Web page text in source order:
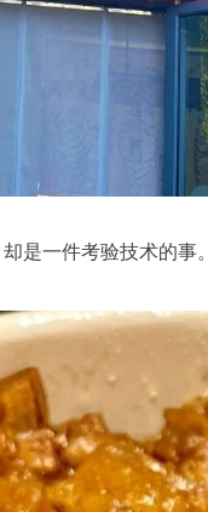
是一件考验技术的事。